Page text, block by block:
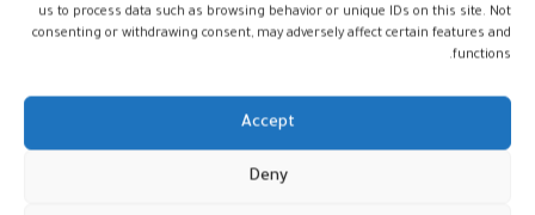
us to process data such as browsing behavior or unique IDs on this site. Not
consenting or withdrawing consent, may adversely affect certain features and
functions.
Accept
Deny
اكتشافات أثرية جديدة تعود للعصرين